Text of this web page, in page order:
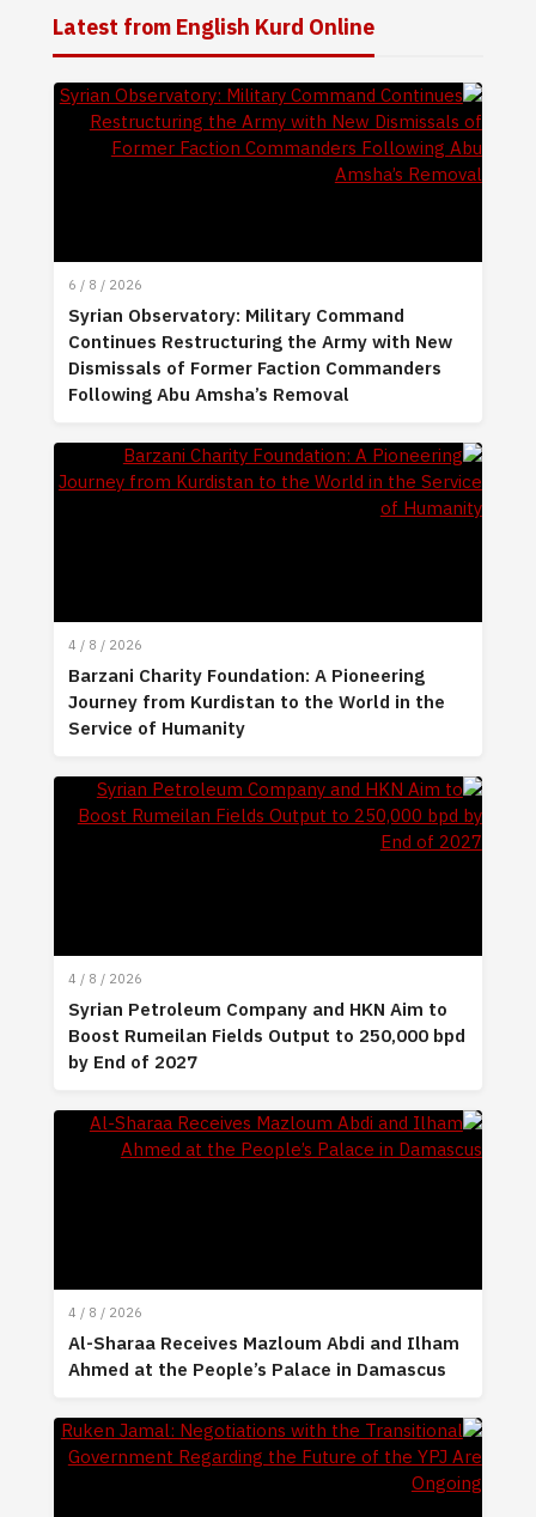
Latest from English Kurd Online
6 / 8 / 2026
Syrian Observatory: Military Command
Continues Restructuring the Army with New
Dismissals of Former Faction Commanders
Following Abu Amsha’s Removal
4 / 8 / 2026
Barzani Charity Foundation: A Pioneering
Journey from Kurdistan to the World in the
Service of Humanity
4 / 8 / 2026
Syrian Petroleum Company and HKN Aim to
Boost Rumeilan Fields Output to 250,000 bpd
by End of 2027
4 / 8 / 2026
Al-Sharaa Receives Mazloum Abdi and Ilham
Ahmed at the People’s Palace in Damascus